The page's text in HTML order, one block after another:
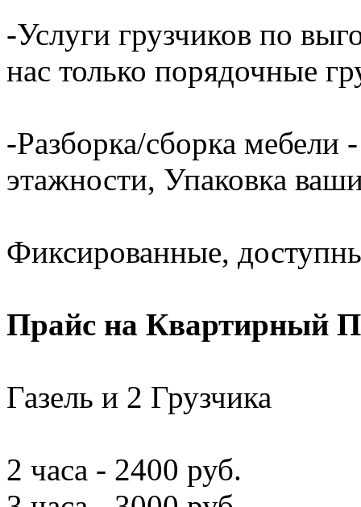
-Услуги грузчиков по
нас только порядочные
-Разборка/сборка мебели
этажности, Упаковка
Фиксированные,
Прайс на Квартирный
Газель и 2 Грузчика
2 часа - 2400 руб.